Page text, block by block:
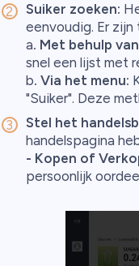
Suiker zoeken:
eenvoudig. Er
a. Met behulp
snel een lijst met
b. Via het menu:
"Suiker". Deze
Stel het
handelspagina
- Kopen of
persoonlijk